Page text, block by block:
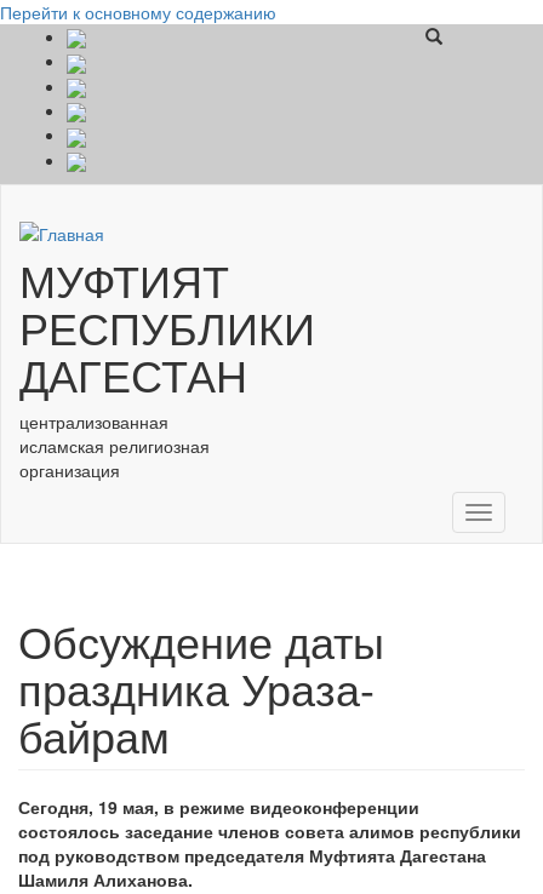
Перейти к основному содержанию
МУФТИЯТ
РЕСПУБЛИКИ
ДАГЕСТАН
централизованная
исламская религиозная
организация
Toggle
Обсуждение даты
праздника Ураза-
байрам
Сегодня, 19 мая, в режиме видеоконференции
состоялось заседание членов совета алимов республики
под руководством председателя Муфтията Дагестана
Шамиля Алиханова.